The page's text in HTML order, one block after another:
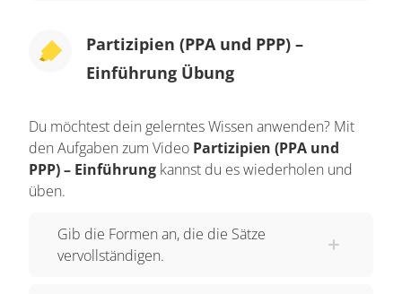
passiert denn hier?
Caesar läuft durch das Lager. Aber damit ist noch
nicht alles gesagt, was auf dem Bild passiert.
Deshalb erweitere ich nun den Satz. Caesar
milites incitat et per castra currit. Caesar spornt
Lateinischen könnte man das auch so
Partizipien (PPA und PPP) –
Einführung Übung
Du möchtest dein gelerntes Wissen anwenden? Mit
den Aufgaben zum Video Partizipien (PPA und
PPP) – Einführung kannst du es wiederholen und
üben.
Gib die Formen an, die die Sätze
vervollständigen.